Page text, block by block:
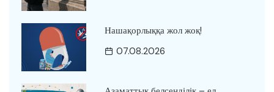
Нашақорлыққа жол жоқ!
07.08.2026